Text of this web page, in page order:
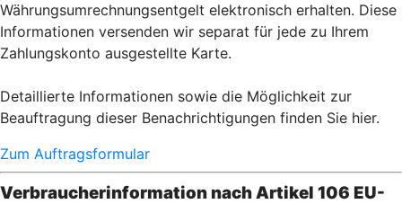
Währungsumrechnungsentgelt elektronisch erhalten. Diese
Informationen versenden wir separat für jede zu Ihrem
Zahlungskonto ausgestellte Karte.
Detaillierte Informationen sowie die Möglichkeit zur
Beauftragung dieser Benachrichtigungen finden Sie hier.
Zum Auftragsformular
Verbraucherinformation nach Artikel 106 EU-